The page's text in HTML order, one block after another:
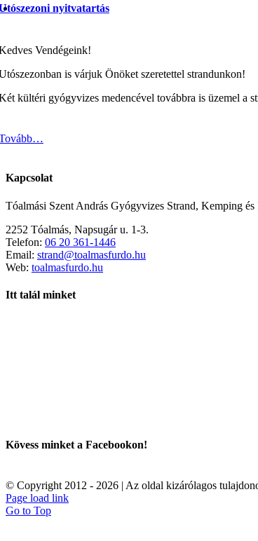
nyitvatartás
Vendégeink!
is várjuk Önöket szeretettel strandunkon!
kültéri gyógyvizes medencével továbbra is üzemel a
Kapcsolat
Tóalmási Szent András Gyógyvizes Strand, Kemping
2252 Tóalmás, Napsugár u. 1-3.
Telefon: 06 20 361-1446
Email: strand@toalmasfurdo.hu
Web: toalmasfurdo.hu
Itt talál minket
Kövess minket a Facebookon!
© Copyright 2012 - 2026 | Az oldal kizárólagos
Page load link
Go to Top